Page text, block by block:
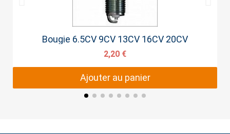
Aperçu rapide
Bougie 6.5CV 9CV 13CV 16CV 20CV
2,20 €
Ajouter au panier